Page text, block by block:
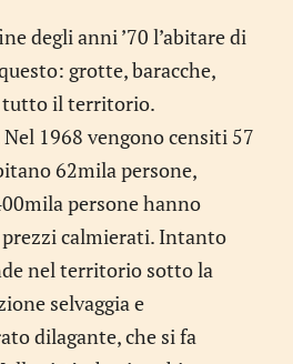
degli anni ’70 l’abitare di
grotte, baracche,
tutto il territorio.
1968 vengono censiti 57
62mila persone,
persone hanno
prezzi calmierati. Intanto
nel territorio sotto la
selvaggia e
dilagante, che si fa